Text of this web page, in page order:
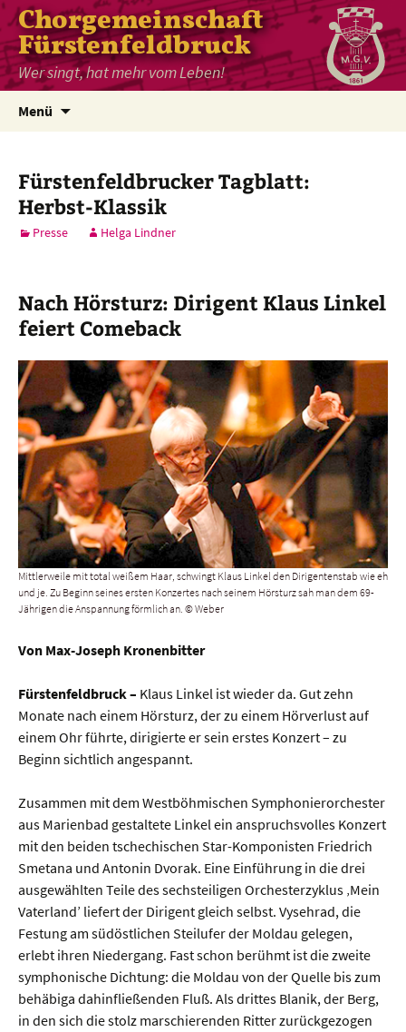
Chorgemeinschaft
Fürstenfeldbruck
Wer singt, hat mehr vom Leben!
Menü
Fürstenfeldbrucker Tagblatt:
Herbst-Klassik
Presse Helga Lindner
Nach Hörsturz: Dirigent Klaus Linkel
feiert Comeback
Mittlerweile mit total weißem Haar, schwingt Klaus Linkel den Dirigentenstab wie eh
und je. Zu Beginn seines ersten Konzertes nach seinem Hörsturz sah man dem 69-
Jährigen die Anspannung förmlich an. © Weber
Von Max-Joseph Kronenbitter
Fürstenfeldbruck – Klaus Linkel ist wieder da. Gut zehn
Monate nach einem Hörsturz, der zu einem Hörverlust auf
einem Ohr führte, dirigierte er sein erstes Konzert – zu
Beginn sichtlich angespannt.
Zusammen mit dem Westböhmischen Symphonierorchester
aus Marienbad gestaltete Linkel ein anspruchsvolles Konzert
mit den beiden tschechischen Star-Komponisten Friedrich
Smetana und Antonin Dvorak. Eine Einführung in die drei
ausgewählten Teile des sechsteiligen Orchesterzyklus ‚Mein
Vaterland’ liefert der Dirigent gleich selbst. Vysehrad, die
Festung am südöstlichen Steilufer der Moldau gelegen,
erlebt ihren Niedergang. Fast schon berühmt ist die zweite
symphonische Dichtung: die Moldau von der Quelle bis zum
behäbiga dahinfließenden Fluß. Als drittes Blanik, der Berg,
in den sich die stolz marschierenden Ritter zurückgezogen